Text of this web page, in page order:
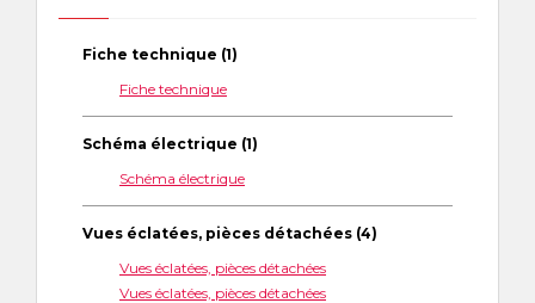
Fiche technique (1)
Fiche technique
Schéma électrique (1)
Schéma électrique
Vues éclatées, pièces détachées (4)
Vues éclatées, pièces détachées
Vues éclatées, pièces détachées